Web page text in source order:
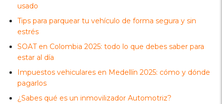
usado
Tips para parquear tu vehículo de forma segura y sin
estrés
SOAT en Colombia 2025: todo lo que debes saber para
estar al día
Impuestos vehiculares en Medellín 2025: cómo y dónde
pagarlos
¿Sabes qué es un inmovilizador Automotriz?